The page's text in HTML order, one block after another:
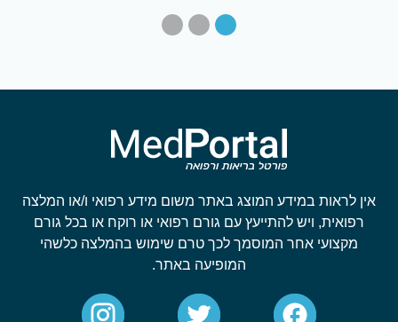
אין לראות במידע המוצג באתר משום מידע רפואי ו/או המלצה
רפואית, ויש להתייעץ עם גורם רפואי או רוקח או בכל גורם
מקצועי אחר המוסמך לכך טרם שימוש בהמלצה כלשהי
המופיעה באתר.